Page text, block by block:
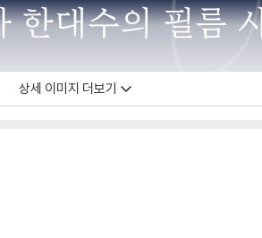
상세 이미지 더보기